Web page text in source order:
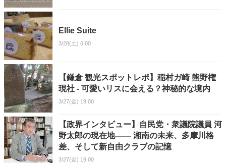
Ellie Suite
3/28(土) 6:00
【鎌倉 観光スポットレポ】稲村ガ崎 熊野権
現社 - 可愛いリスに会える？神秘的な境内
3/27(金) 19:00
【政界インタビュー】自民党・衆議院議員 河
野太郎の現在地—— 湘南の未来、多摩川格
差、そして新自由クラブの記憶
3/27(金) 19:00